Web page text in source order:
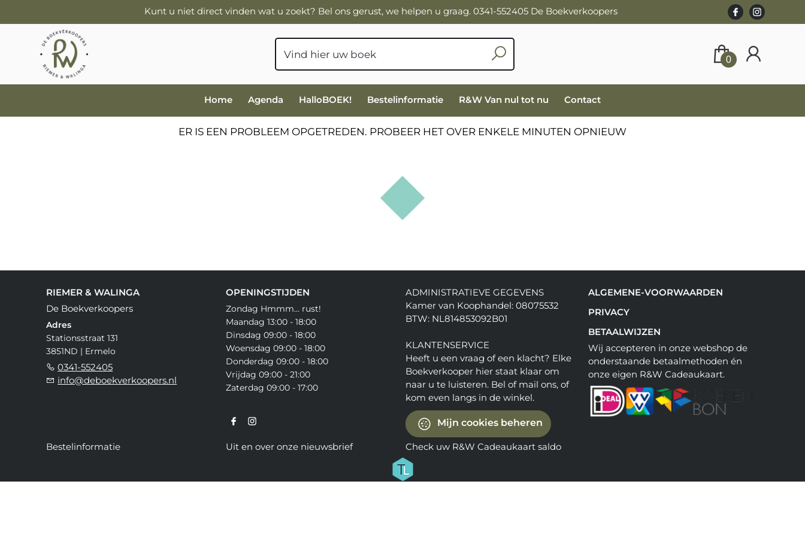
Kunt u niet direct vinden wat u zoekt? Bel ons gerust, we helpen u graag. 0341-552405 De Boekverkoopers
0
Home Agenda HalloBOEK! Bestelinformatie R&W Van nul tot nu Contact
ER IS EEN PROBLEEM OPGETREDEN. PROBEER HET OVER ENKELE MINUTEN OPNIEUW
RIEMER & WALINGA
De Boekverkoopers
Adres
Stationsstraat 131
3851ND | Ermelo
0341-552405
info@deboekverkoopers.nl
OPENINGSTIJDEN
Zondag Hmmm... rust!
Maandag 13:00 - 18:00
Dinsdag 09:00 - 18:00
Woensdag 09:00 - 18:00
Donderdag 09:00 - 18:00
Vrijdag 09:00 - 21:00
Zaterdag 09:00 - 17:00
ADMINISTRATIEVE GEGEVENS
Kamer van Koophandel: 08075532
BTW: NL814853092B01
KLANTENSERVICE
Heeft u een vraag of een klacht? Elke
Boekverkooper hier staat klaar om
naar u te luisteren. Bel of mail ons, of
kom even langs in de winkel.
Mijn cookies beheren
ALGEMENE-VOORWAARDEN
PRIVACY
BETAALWIJZEN
Wij accepteren in onze webshop de
onderstaande betaalmethoden én
onze eigen R&W Cadeaukaart.
Bestelinformatie Uit en over onze nieuwsbrief Check uw R&W Cadeaukaart saldo